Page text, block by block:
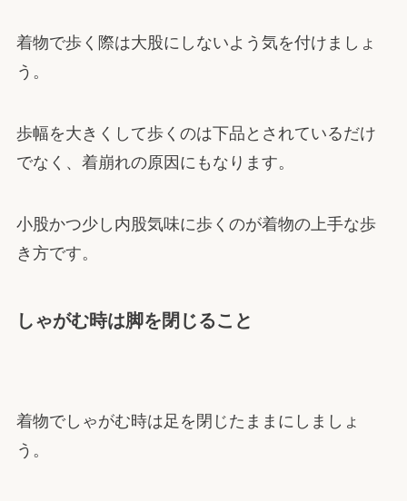
着物で歩く際は大股にしないよう気を付けましょ
う。
歩幅を大きくして歩くのは下品とされているだけ
でなく、着崩れの原因にもなります。
小股かつ少し内股気味に歩くのが着物の上手な歩
き方です。
しゃがむ時は脚を閉じること
着物でしゃがむ時は足を閉じたままにしましょ
う。